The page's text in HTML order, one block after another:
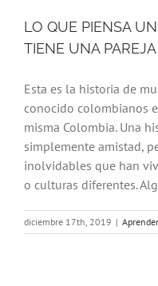
LO QUE PIENSA
TIENE UNA
Esta es la historia de
conocido colombianos
misma Colombia. Una
simplemente amistad,
inolvidables que han
o culturas diferentes.
diciembre 17th, 2019 |